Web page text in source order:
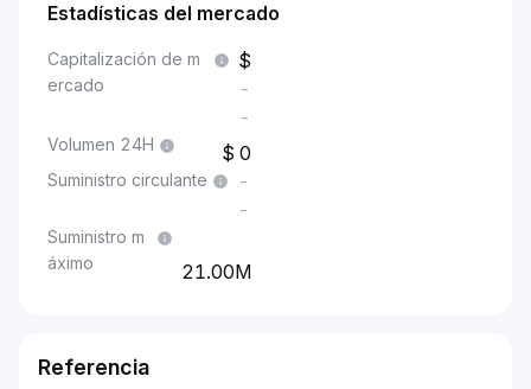
Estadísticas del mercado
Capitalización de m
ercado
-
-
Volumen 24H 0
Suministro circulante
-
-
Suministro m
áximo
21.00M
Referencia